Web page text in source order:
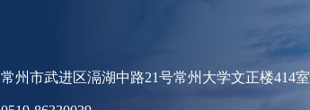
州市武进区滆湖中路21号常州大学文正楼414室